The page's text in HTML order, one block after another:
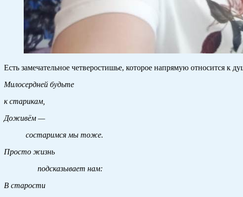
Есть замечательное четверостишье, которое напрямую относится к
Милосердней будьте
к старикам,
Доживём —
состаримся мы тоже.
Просто жизнь
подсказывает нам:
В старости